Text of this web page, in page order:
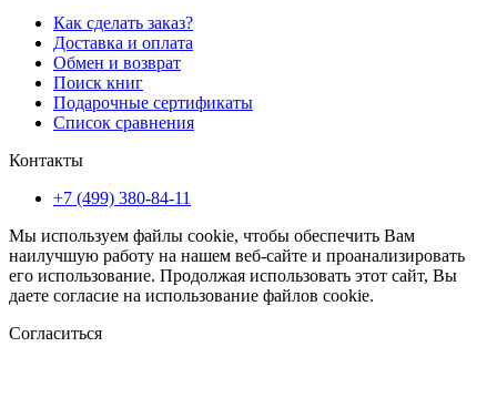
Как сделать заказ?
Доставка и оплата
Обмен и возврат
Поиск книг
Подарочные сертификаты
Список сравнения
Контакты
+7 (499) 380-84-11
Мы используем файлы cookie, чтобы обеспечить Вам
наилучшую работу на нашем веб-сайте и проанализировать
его использование. Продолжая использовать этот сайт, Вы
даете согласие на использование файлов cookie.
Согласиться